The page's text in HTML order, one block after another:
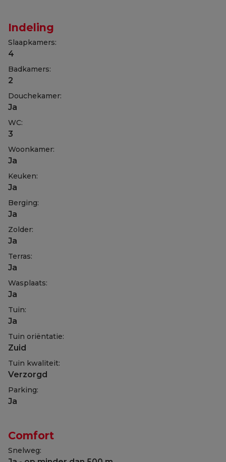
Indeling
Slaapkamers:
4
Badkamers:
2
Douchekamer:
Ja
WC:
3
Woonkamer:
Ja
Keuken:
Ja
Berging:
Ja
Zolder:
Ja
Terras:
Ja
Wasplaats:
Ja
Tuin:
Ja
Tuin oriëntatie:
Zuid
Tuin kwaliteit:
Verzorgd
Parking:
Ja
Comfort
Snelweg: